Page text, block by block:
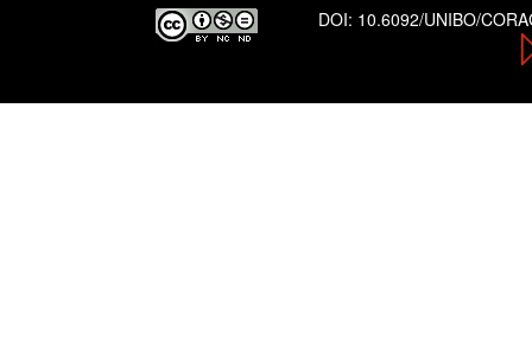
DOI: 10.6092/UNIBO/